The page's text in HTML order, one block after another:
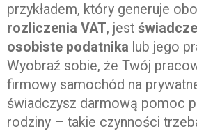
przykładem, który generuje
rozliczenia VAT, jest
osobiste podatnika lub jego
Wyobraź sobie, że Twój
firmowy samochód na
świadczysz darmową pomoc
rodziny – takie czynności